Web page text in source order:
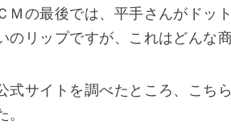
Ｍの最後では、平手さんがドッ
のリップですが、これはどんな
式サイトを調べたところ、こち
。